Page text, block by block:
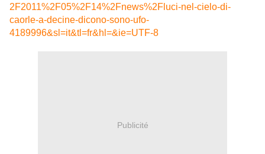
2F2011%2F05%2F14%2Fnews%2Fluci-nel-cielo-di-
caorle-a-decine-dicono-sono-ufo-
4189996&sl=it&tl=fr&hl=&ie=UTF-8
Publicité